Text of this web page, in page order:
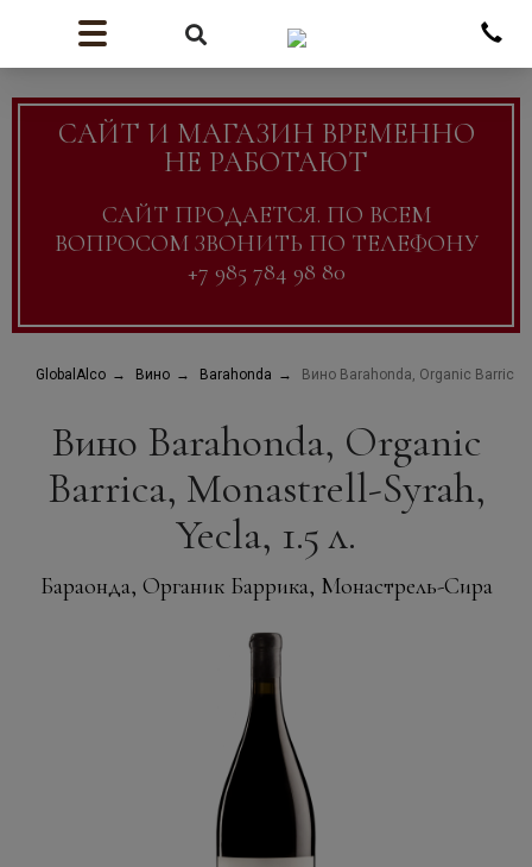
САЙТ И МАГАЗИН ВРЕМЕННО
НЕ РАБОТАЮТ
САЙТ ПРОДАЕТСЯ. ПО ВСЕМ
ВОПРОСОМ ЗВОНИТЬ ПО ТЕЛЕФОНУ
+7 985 784 98 80
GlobalAlco Вино Barahonda Вино Barahonda, Organic Barrica,
Вино Barahonda, Organic
Barrica, Monastrell-Syrah,
Yecla, 1.5 л.
Бараонда, Органик Баррика, Монастрель-Сира